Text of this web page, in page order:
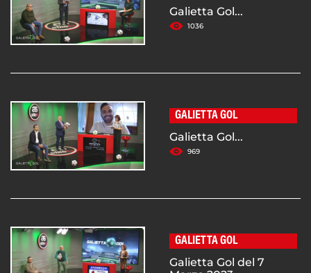
Galietta Gol...
1036
GALIETTA GOL
Galietta Gol...
969
GALIETTA GOL
Galietta Gol del 7